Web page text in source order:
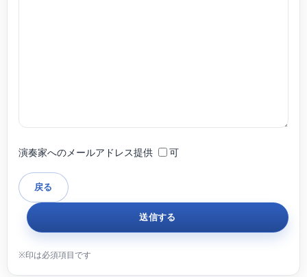
演奏家へのメールアドレス提供 可